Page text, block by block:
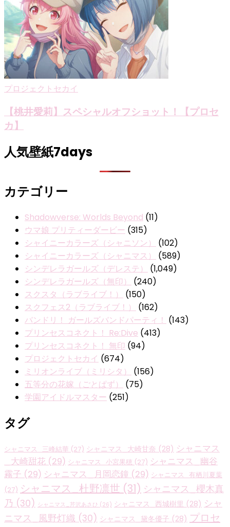
プロジェクトセカイ
【桃井愛莉】スペシャルオフショット！【プロセ
カ】
人気壁紙7days
カテゴリー
Shadowverse: Worlds Beyond (11)
ウマ娘 プリティーダービー (315)
シャイニーカラーズ（シャニソン）
(102)
シャイニーカラーズ（シャニマス）
(589)
シンデレラガールズ（デレステ）
(1,049)
シンデレラガールズ（無印）
(240)
スクスタ（ラブライブ！）
(150)
スクフェス2（ラブライブ！）
(162)
バンドリ！ ガールズバンドパーティ！ (143)
プリンセスコネクト！ Re:Dive (413)
プリンセスコネクト！ 無印 (94)
プロジェクトセカイ (674)
ミリオンライブ（ミリシタ）
(156)
五等分の花嫁（ごとぱず）
(75)
学園アイドルマスター (251)
タグ
シャニマス_三峰結華 (27) シャニマス_大崎甘奈 (28) シャニマス
_大崎甜花 (29) シャニマス_小宮果穂 (27) シャニマス_幽谷
霧子 (29) シャニマス_月岡恋鐘 (29) シャニマス_有栖川夏葉
(27) シャニマス_杜野凛世 (31) シャニマス_櫻木真
乃 (30) シャニマス_芹沢あさひ (26) シャニマス_西城樹里 (28) シャ
ニマス_風野灯織 (30) シャニマス_黛冬優子 (28) プロセ